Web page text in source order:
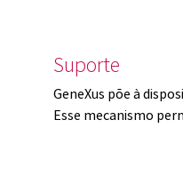
Suporte
GeneXus põe à
Esse mecanismo